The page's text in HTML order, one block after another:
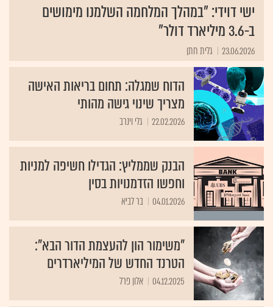
ישי דוידי: "במהלך המלחמה השלמנו מימושים
ב-3.6 מיליארד דולר"
23.06.2026 גלית חתן
הדוח שמגלה: תחום בריאות האישה
מצריך שינוי גישה מהותי
22.02.2026 גלי וינרב
הבנק שממליץ: הגדילו חשיפה למניות
וחפשו הזדמנויות בסין
04.01.2026 בר לביא
"משימור הון להעצמת הדור הבא":
הטרנד החדש של המיליארדרים
04.12.2025 אלון פרל